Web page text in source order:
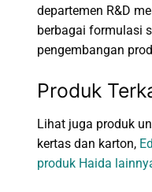
departemen R&D
berbagai formulasi
pengembangan
Produk
Lihat juga produk
kertas dan karton,
produk Haida